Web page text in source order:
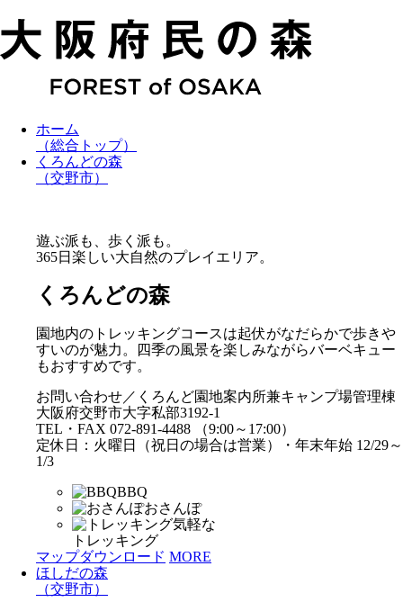
ホーム
（総合トップ）
くろんどの森
（交野市）
遊ぶ派も、歩く派も。
365日楽しい大自然のプレイエリア。
くろんどの森
園地内のトレッキングコースは起伏がなだらかで歩きや
すいのが魅力。四季の風景を楽しみながらバーベキュー
もおすすめです。
お問い合わせ／くろんど園地案内所兼キャンプ場管理棟
大阪府交野市大字私部3192-1
TEL・FAX 072-891-4488 （9:00～17:00）
定休日：火曜日（祝日の場合は営業）・年末年始 12/29～
1/3
BBQ
おさんぽ
気軽な
トレッキング
マップダウンロード MORE
ほしだの森
（交野市）